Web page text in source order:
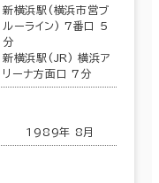
新横浜駅(横浜市営ブ
ルーライン) 7番口 5
分
新横浜駅(JR) 横浜ア
リーナ方面口 7分
1989年 8月